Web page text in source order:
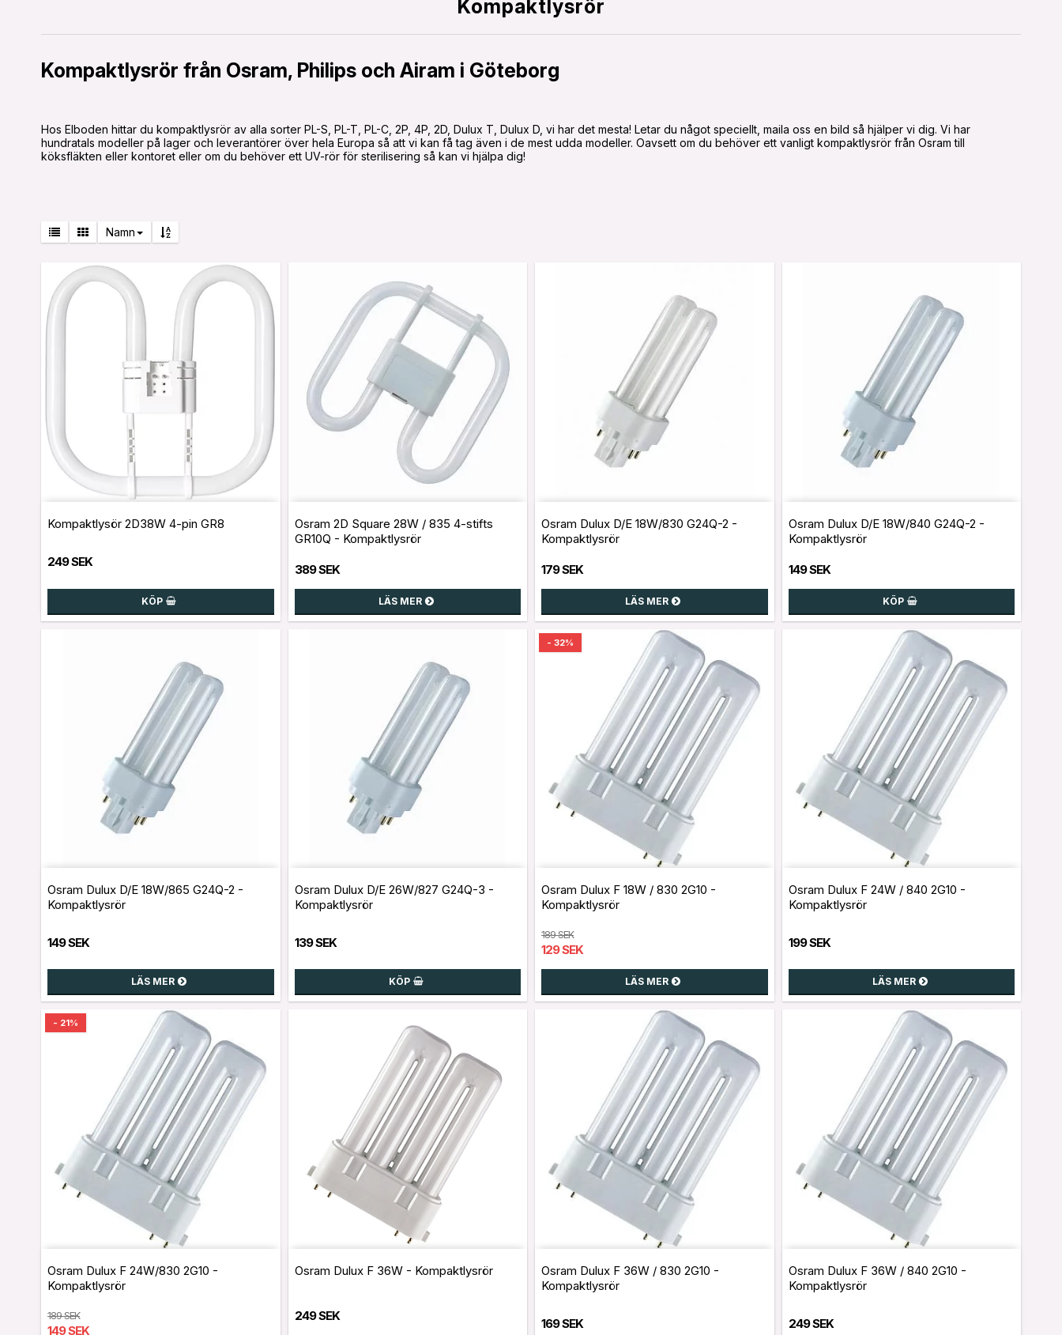
Kompaktlysrör
Kompaktlysrör från Osram, Philips och Airam i Göteborg
Hos Elboden hittar du kompaktlysrör av alla sorter PL-S, PL-T, PL-C, 2P, 4P, 2D, Dulux T, Dulux D, vi har det mesta! Letar du något speciellt, maila oss en bild så hjälper vi dig. Vi har
hundratals modeller på lager och leverantörer över hela Europa så att vi kan få tag även i de mest udda modeller. Oavsett om du behöver ett vanligt kompaktlysrör från Osram till
köksfläkten eller kontoret eller om du behöver ett UV-rör för sterilisering så kan vi hjälpa dig!
Namn
Kompaktlysör 2D38W 4-pin GR8
249 SEK
KÖP
Osram 2D Square 28W / 835 4-stifts
GR10Q - Kompaktlysrör
389 SEK
LÄS MER
Osram Dulux D/E 18W/830 G24Q-2 -
Kompaktlysrör
179 SEK
LÄS MER
Osram Dulux D/E 18W/840 G24Q-2 -
Kompaktlysrör
149 SEK
KÖP
Osram Dulux D/E 18W/865 G24Q-2 -
Kompaktlysrör
149 SEK
LÄS MER
Osram Dulux D/E 26W/827 G24Q-3 -
Kompaktlysrör
139 SEK
KÖP
- 32%
Osram Dulux F 18W / 830 2G10 -
Kompaktlysrör
189 SEK
129 SEK
LÄS MER
Osram Dulux F 24W / 840 2G10 -
Kompaktlysrör
199 SEK
LÄS MER
- 21%
Osram Dulux F 24W/830 2G10 -
Kompaktlysrör
189 SEK
149 SEK
Osram Dulux F 36W - Kompaktlysrör
249 SEK
Osram Dulux F 36W / 830 2G10 -
Kompaktlysrör
169 SEK
Osram Dulux F 36W / 840 2G10 -
Kompaktlysrör
249 SEK